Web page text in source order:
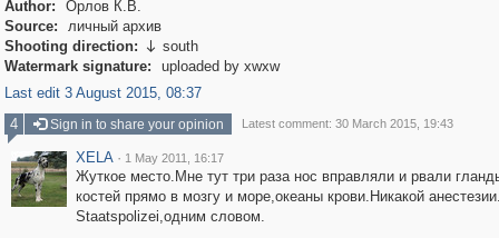
Author:
Орлов К.В.
Source:
личный архив
Shooting direction:  south
Watermark signature:
uploaded by xwxw
Last edit 3 August 2015, 08:37
4
Sign in to share your opinion Latest comment: 30 March 2015, 19:43
XELA · 1 May 2011, 16:17
Жуткое место.Мне тут три раза нос вправляли и рвали
костей прямо в мозгу и море,океаны крови.Никакой
Staatspolizei,одним словом.